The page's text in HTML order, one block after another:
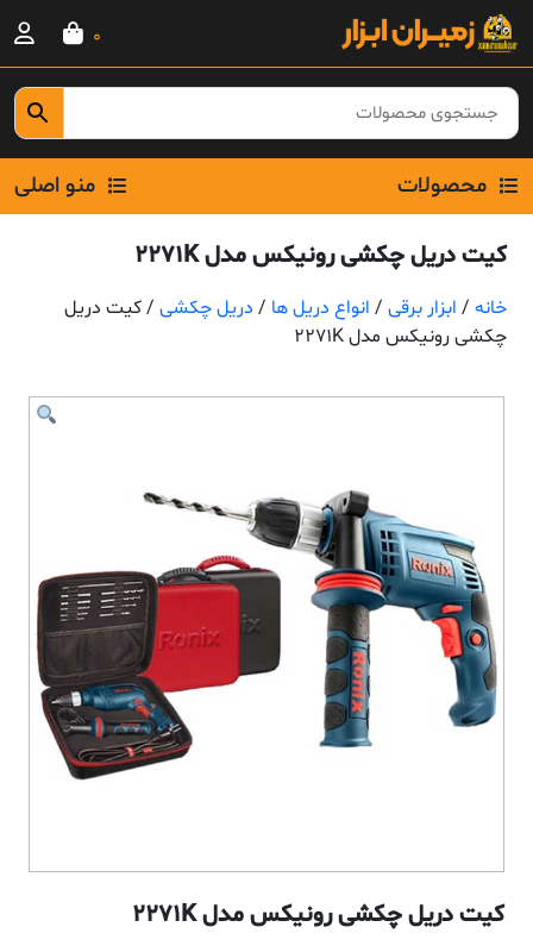
Skip
content
0
محصولات منو اصلی
کیت دریل چکشی رونیکس مدل 2271K
خانه / ابزار برقی / انواع دریل ها / دریل چکشی / کیت دریل
چکشی رونیکس مدل 2271K
کیت دریل چکشی رونیکس مدل 2271K